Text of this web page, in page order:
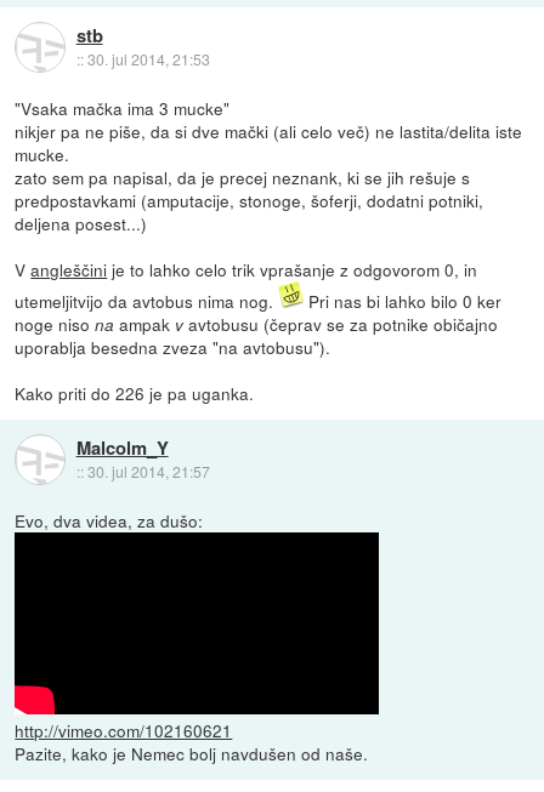
stb
::30. jul 2014, 21:53
"Vsaka mačka ima 3 mucke"
nikjer pa ne piše, da si dve mački (ali celo več) ne lastita/delita iste
mucke.
zato sem pa napisal, da je precej neznank, ki se jih rešuje s
predpostavkami (amputacije, stonoge, šoferji, dodatni potniki,
deljena posest...)
Vangleščini je to lahko celo trik vprašanje z odgovorom 0, in
utemeljitvijo da avtobus nima nog.
Pri nas bi lahko bilo 0 ker
noge nisona ampak vavtobusu (čeprav se za potnike običajno
uporablja besedna zveza "na avtobusu").
Kako priti do 226 je pa uganka.
Malcolm_Y
::30. jul 2014, 21:57
Evo, dva videa, za dušo:
http://vimeo.com/102160621
Pazite, kako je Nemec bolj navdušen od naše.